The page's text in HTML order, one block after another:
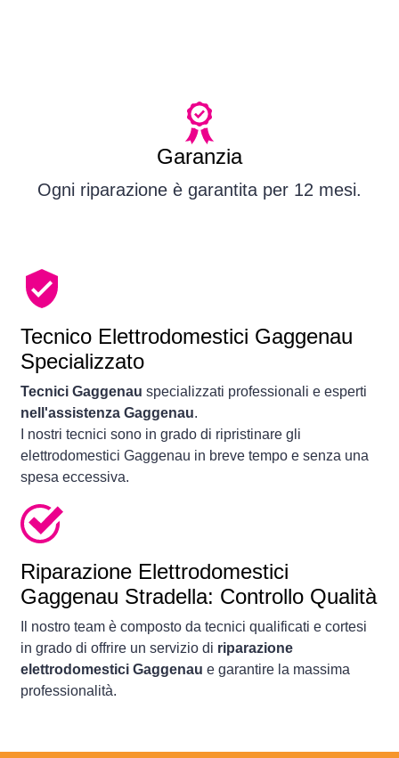
Garanzia
Ogni riparazione è garantita per 12 mesi.
Tecnico Elettrodomestici Gaggenau
Specializzato
Tecnici Gaggenau specializzati professionali e esperti
nell'assistenza Gaggenau.
I nostri tecnici sono in grado di ripristinare gli
elettrodomestici Gaggenau in breve tempo e senza una
spesa eccessiva.
Riparazione Elettrodomestici
Gaggenau Stradella: Controllo Qualità
Il nostro team è composto da tecnici qualificati e cortesi
in grado di offrire un servizio di riparazione
elettrodomestici Gaggenau e garantire la massima
professionalità.